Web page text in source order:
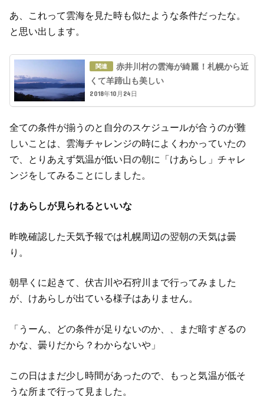
あ、これって雲海を見た時も似たような条件だったな。
と思い出します。
赤井川村の雲海が綺麗！札幌から近
くて羊蹄山も美しい
2018年10月24日
全ての条件が揃うのと自分のスケジュールが合うのが難
しいことは、雲海チャレンジの時によくわかっていたの
で、とりあえず気温が低い日の朝に「けあらし」チャレ
ンジをしてみることにしました。
けあらしが見られるといいな
昨晩確認した天気予報では札幌周辺の翌朝の天気は曇
り。
朝早くに起きて、伏古川や石狩川まで行ってみました
が、けあらしが出ている様子はありません。
「うーん、どの条件が足りないのか、、まだ暗すぎるの
かな、曇りだから？わからないや」
この日はまだ少し時間があったので、もっと気温が低そ
うな所まで行って見ました。